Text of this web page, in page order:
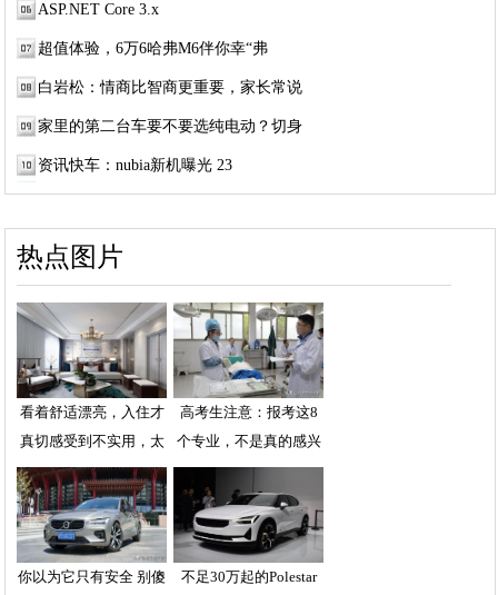
ASP.NET Core 3.x
超值体验，6万6哈弗M6伴你幸“弗
白岩松：情商比智商更重要，家长常说
家里的第二台车要不要选纯电动？切身
资讯快车：nubia新机曝光 23
热点图片
看着舒适漂亮，入住才
真切感受到不实用，太
高考生注意：报考这8
个专业，不是真的感兴
你以为它只有安全 别傻 不足30万起的Polestar